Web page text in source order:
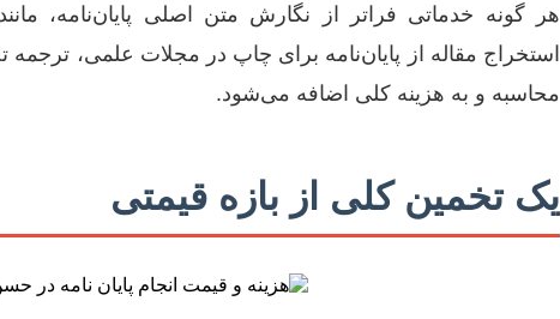
هر گونه خدماتی فراتر از نگارش متن اصلی پایان‌نامه،
استخراج مقاله از پایان‌نامه برای چاپ در مجلات علمی،
محاسبه و به هزینه کلی اضافه می‌شود.
یک تخمین کلی از بازه قیمتی